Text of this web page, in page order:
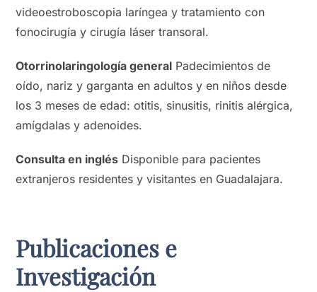
videoestroboscopia laríngea y tratamiento con
fonocirugía y cirugía láser transoral.
Otorrinolaringología general Padecimientos de
oído, nariz y garganta en adultos y en niños desde
los 3 meses de edad: otitis, sinusitis, rinitis alérgica,
amígdalas y adenoides.
Consulta en inglés Disponible para pacientes
extranjeros residentes y visitantes en Guadalajara.
Publicaciones e
Investigación